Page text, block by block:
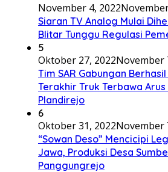
November 4, 2022
Siaran TV Analog Mulai
Blitar Tunggu Regulasi
5
Oktober 27, 2022November
Tim SAR Gabungan
Terakhir Truk Terbawa
Plandirejo
6
Oktober 31, 2022November
“Sowan Deso” Mencicipi
Jawa, Produksi Desa
Panggungrejo